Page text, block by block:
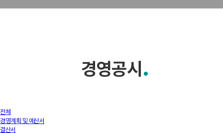
장학금 한눈에 경영공시
경영공시
전체
경영계획 및 예산서
결산서